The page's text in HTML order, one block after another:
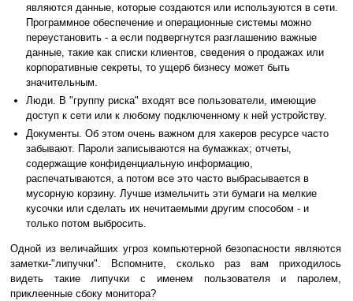
являются данные, которые создаются или используются в сети.
Программное обеспечение и операционные системы можно
переустановить - а если подвергнутся разглашению важные
данные, такие как списки клиентов, сведения о продажах или
корпоративные секреты, то ущерб бизнесу может быть
значительным.
Люди. В "группу риска" входят все пользователи, имеющие
доступ к сети или к любому подключенному к ней устройству.
Документы. Об этом очень важном для хакеров ресурсе часто
забывают. Пароли записываются на бумажках; отчеты,
содержащие конфиденциальную информацию,
распечатываются, а потом все это часто выбрасывается в
мусорную корзину. Лучше измельчить эти бумаги на мелкие
кусочки или сделать их нечитаемыми другим способом - и
только потом выбросить.
Одной из величайших угроз компьютерной безопасности являются
заметки-"липучки". Вспомните, сколько раз вам приходилось
видеть такие липучки с именем пользователя и паролем,
приклеенные сбоку монитора?